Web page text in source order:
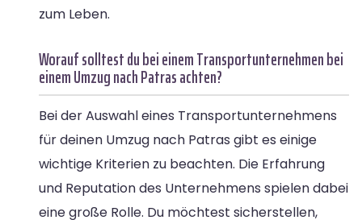
zum Leben.
Worauf solltest du bei einem Transportunternehmen bei
einem Umzug nach Patras achten?
Bei der Auswahl eines Transportunternehmens
für deinen Umzug nach Patras gibt es einige
wichtige Kriterien zu beachten. Die Erfahrung
und Reputation des Unternehmens spielen dabei
eine große Rolle. Du möchtest sicherstellen,